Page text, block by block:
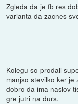
Zgleda da je fb res
varianta da zacnes
Kolegu so prodali
manjso stevilko ker
dobro da ima naslov
gre jutri na durs.